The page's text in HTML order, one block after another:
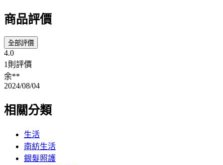
商品評價
全部評價
4.0
1則評價
余**
2024/08/04
相關分類
生活
南紡生活
銀髮照護